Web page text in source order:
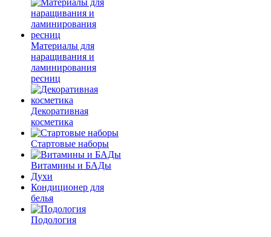
Материалы для
наращивания и
ламинирования
ресниц
Декоративная
косметика
Стартовые наборы
Витамины и БАДы
Духи
Кондиционер для
белья
Подология